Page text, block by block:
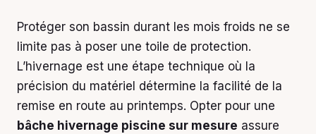
Protéger son bassin durant les mois froids ne se
limite pas à poser une toile de protection.
L’hivernage est une étape technique où la
précision du matériel détermine la facilité de la
remise en route au printemps. Opter pour une
bâche hivernage piscine sur mesure assure